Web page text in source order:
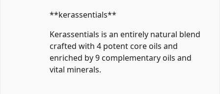
**kerassentials**
Kerassentials is an entirely natural blend
crafted with 4 potent core oils and
enriched by 9 complementary oils and
vital minerals.